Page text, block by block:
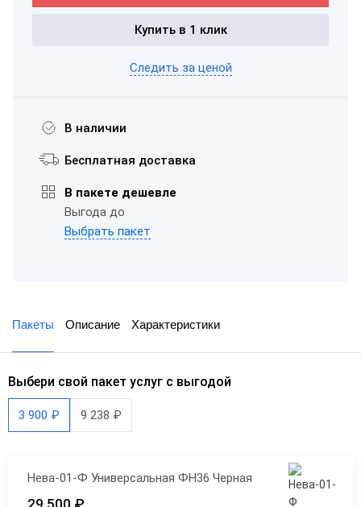
Купить в 1 клик
Следить за ценой
В наличии
Бесплатная доставка
В пакете дешевле
Выгода до
Выбрать пакет
Пакеты Описание Характеристики
Выбери свой пакет услуг с выгодой
3 900 ₽ 9 238 ₽
Нева-01-Ф Универсальная ФН36 Черная
29 500 ₽